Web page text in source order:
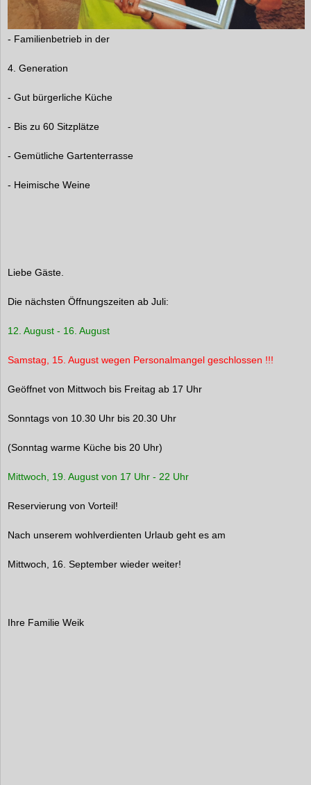
- Familienbetrieb in der
4. Generation
- Gut bürgerliche Küche
- Bis zu 60 Sitzplätze
- Gemütliche Gartenterrasse
- Heimische Weine
Liebe Gäste.
Die nächsten Öffnungszeiten ab Juli:
12. August - 16. August
Samstag, 15. August wegen Personalmangel geschlossen !!!
Geöffnet von Mittwoch bis Freitag ab 17 Uhr
Sonntags von 10.30 Uhr bis 20.30 Uhr
(Sonntag warme Küche bis 20 Uhr)
Mittwoch, 19. August von 17 Uhr - 22 Uhr
Reservierung von Vorteil!
Nach unserem wohlverdienten Urlaub geht es am
Mittwoch, 16. September wieder weiter!
Ihre Familie Weik